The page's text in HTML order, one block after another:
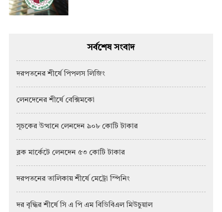
সর্বশেষ সংবাদ
দরপতনের শীর্ষে পিপলস লিজিং
লেনদেনের শীর্ষে বেক্সিমকো
সূচকের উত্থানে লেনদেন ৯০৮ কোটি টাকার
ব্লক মার্কেটে লেনদেন ৫৩ কোটি টাকার
দরপতনের তালিকায় শীর্ষে মেট্রো স্পিনিং
দর বৃদ্ধির শীর্ষে সি এ পি এম বিডিবিএল মিউচুয়াল